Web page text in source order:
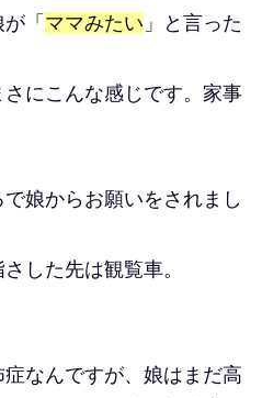
「 ママみたい 」と言った
にこんな感じです。家事
娘からお願いをされまし
さした先は観覧車。
なんですが、娘はまだ高